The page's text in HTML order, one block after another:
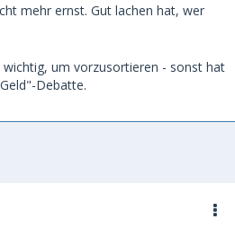
mehr ernst. Gut lachen hat, wer
um vorzusortieren - sonst hat
Debatte.